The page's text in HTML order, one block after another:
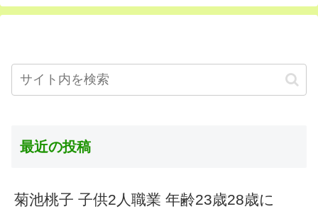
最近の投稿
菊池桃子 子供2人職業 年齢23歳28歳に